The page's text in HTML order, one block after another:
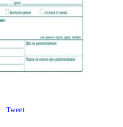
Tweet